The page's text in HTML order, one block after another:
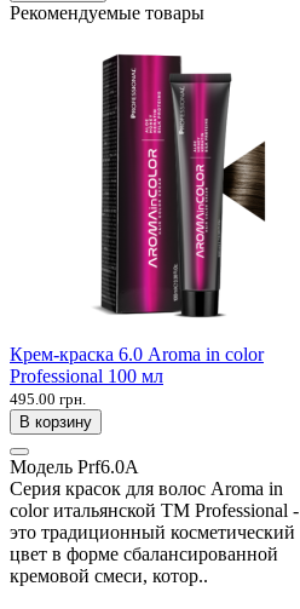
Рекомендуемые товары
Крем-краска 6.0 Aroma in color
Professional 100 мл
495.00 грн.
В корзину
Модель Prf6.0A
Серия красок для волос Aroma in
color итальянской ТМ Professional -
это традиционный косметический
цвет в форме сбалансированной
кремовой смеси, котор..